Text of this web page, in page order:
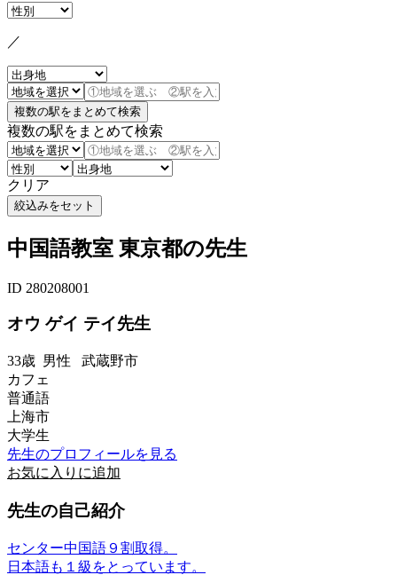
／
複数の駅をまとめて検索
クリア
中国語教室 東京都の先生
ID 280208001
オウ ゲイ テイ先生
33歳 男性 武蔵野市
カフェ
普通語
上海市
大学生
先生のプロフィールを見る
お気に入りに追加
先生の自己紹介
センター中国語９割取得。
日本語も１級をとっています。